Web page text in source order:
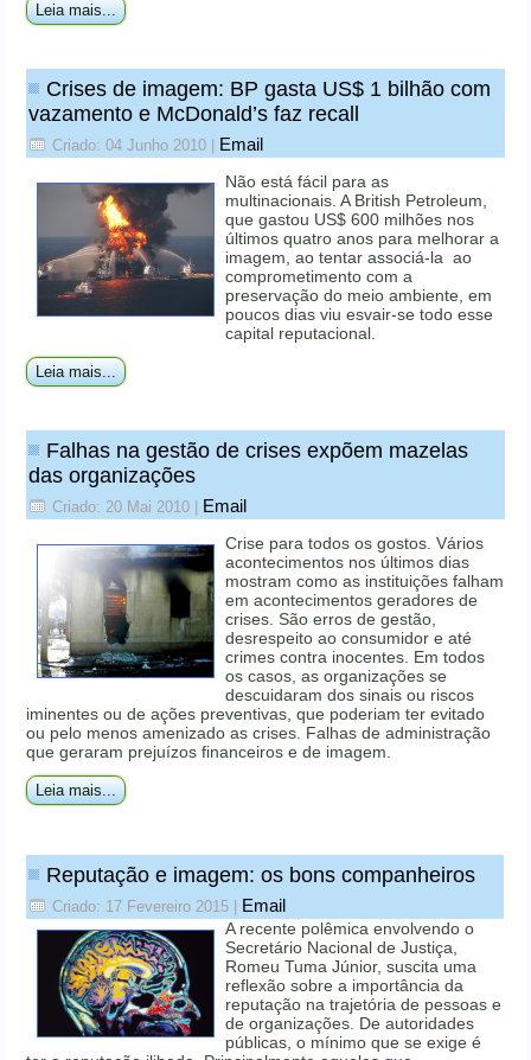
Leia mais...
Crises de imagem: BP gasta US$ 1 bilhão com
vazamento e McDonald’s faz recall
Criado: 04 Junho 2010 Email
Não está fácil para as
multinacionais. A British Petroleum,
que gastou US$ 600 milhões nos
últimos quatro anos para melhorar a
imagem, ao tentar associá-la ao
comprometimento com a
preservação do meio ambiente, em
poucos dias viu esvair-se todo esse
capital reputacional.
Leia mais...
Falhas na gestão de crises expõem mazelas
das organizações
Criado: 20 Mai 2010 Email
Crise para todos os gostos. Vários
acontecimentos nos últimos dias
mostram como as instituições falham
em acontecimentos geradores de
crises. São erros de gestão,
desrespeito ao consumidor e até
crimes contra inocentes. Em todos
os casos, as organizações se
descuidaram dos sinais ou riscos
iminentes ou de ações preventivas, que poderiam ter evitado
ou pelo menos amenizado as crises. Falhas de administração
que geraram prejuízos financeiros e de imagem.
Leia mais...
Reputação e imagem: os bons companheiros
Criado: 17 Fevereiro 2015 Email
A recente polêmica envolvendo o
Secretário Nacional de Justiça,
Romeu Tuma Júnior, suscita uma
reflexão sobre a importância da
reputação na trajetória de pessoas e
de organizações. De autoridades
públicas, o mínimo que se exige é